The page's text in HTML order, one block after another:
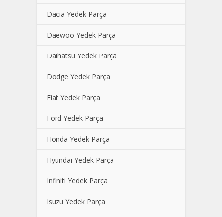
Dacia Yedek Parça
Daewoo Yedek Parça
Daihatsu Yedek Parça
Dodge Yedek Parça
Fiat Yedek Parça
Ford Yedek Parça
Honda Yedek Parça
Hyundai Yedek Parça
Infiniti Yedek Parça
Isuzu Yedek Parça